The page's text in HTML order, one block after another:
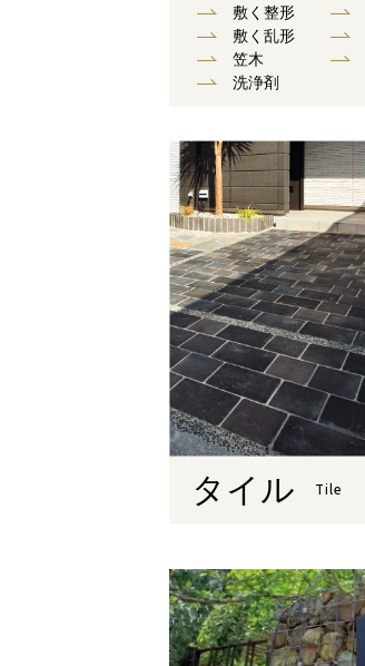
敷く整形
敷く乱形
笠木
洗浄剤
タイル Tile